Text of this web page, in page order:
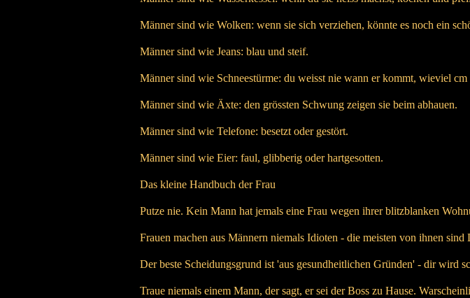
Männer sind wie Wolken: wenn sie sich verziehen, könnte es noch ein
Männer sind wie Jeans: blau und steif.
Männer sind wie Schneestürme: du weisst nie wann er kommt, wieviel
Männer sind wie Äxte: den grössten Schwung zeigen sie beim abhauen.
Männer sind wie Telefone: besetzt oder gestört.
Männer sind wie Eier: faul, glibberig oder hartgesotten.
Das kleine Handbuch der Frau
Putze nie. Kein Mann hat jemals eine Frau wegen ihrer blitzblanken
Frauen machen aus Männern niemals Idioten - die meisten von ihnen
Der beste Scheidungsgrund ist 'aus gesundheitlichen Gründen' - dir wird
Traue niemals einem Mann, der sagt, er sei der Boss zu Hause.